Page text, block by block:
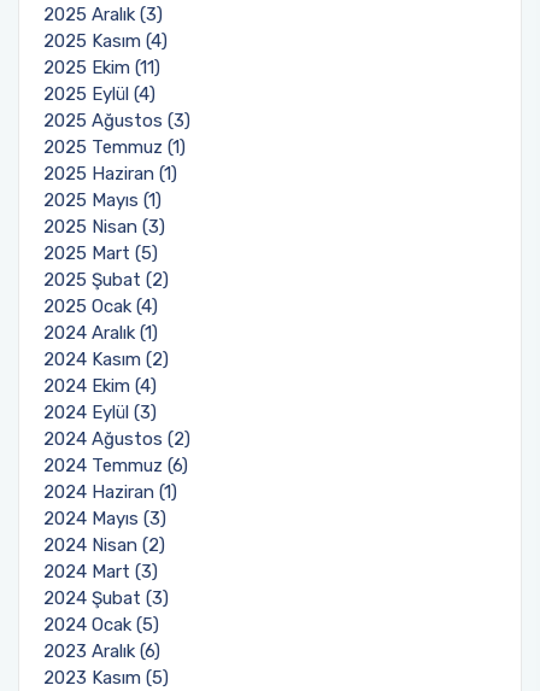
2025 Aralık (3)
2025 Kasım (4)
2025 Ekim (11)
2025 Eylül (4)
2025 Ağustos (3)
2025 Temmuz (1)
2025 Haziran (1)
2025 Mayıs (1)
2025 Nisan (3)
2025 Mart (5)
2025 Şubat (2)
2025 Ocak (4)
2024 Aralık (1)
2024 Kasım (2)
2024 Ekim (4)
2024 Eylül (3)
2024 Ağustos (2)
2024 Temmuz (6)
2024 Haziran (1)
2024 Mayıs (3)
2024 Nisan (2)
2024 Mart (3)
2024 Şubat (3)
2024 Ocak (5)
2023 Aralık (6)
2023 Kasım (5)
Eğitim Öğretim Komisyonu
Burs ve Sosyal Hizmetler Komisyonu
Engelli Birim Yetkilisi
Uluslararası Değişim Koordinatörlükleri
Uluslararasılaşma Faaliyetleri